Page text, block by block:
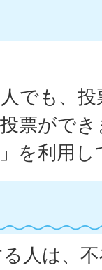
でも、
票がで
を利用
人は、